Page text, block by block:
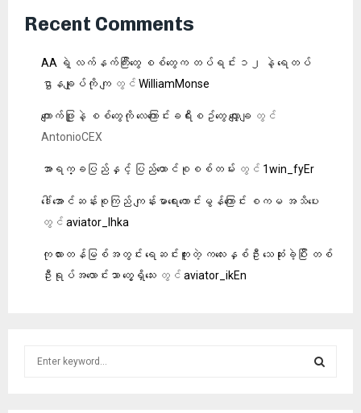
Recent Comments
AA ရဲ့ လက်နက်ကြီးတွေ စစ်တွေက တပ်ရင်း ၁၂ နဲ့ ရေတပ်
ဌာနချုပ်ကို ကျ တွင် WilliamMonse
ကျောက်ဖြူနဲ့ စစ်တွေကို လေကြောင်းခရီးစဥ်တွေ လျှော့ချ တွင်
AntonioCEX
အာရက္ခပြည်နှင့် ပြည်ထောင်စုစစ်တမ်း တွင် 1win_fyEr
ဒေါ်အောင်ဆန်းစုကြည် ကျန်းမာရေးကောင်းမွန်ကြောင်း စကမ အသိပေး
တွင် aviator_lhka
ကုလားတန်မြစ်အတွင်း ရေဆင်းကူးတဲ့ ကလေးနှစ်ဦး သေဆုံးခဲ့ပြီး တစ်
ဦးရုပ်အလောင်းသာ တွေ့ရှိသေး တွင် aviator_ikEn